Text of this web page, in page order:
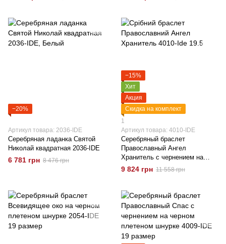
−20%
Артикул товара: 2036-IDE
Серебряная ладанка Святой
Николай квадратная 2036-IDE
6 781 грн 8 476 грн
−15%
Хит
Акция
Скидка на комплект
1
Артикул товара: 4010-IDE
Серебряный браслет
Православный Ангел
Хранитель с чернением на
черном плетеном шнурке
(Лавсан) 4010-Ide 19 размер
9 824 грн 11 558 грн